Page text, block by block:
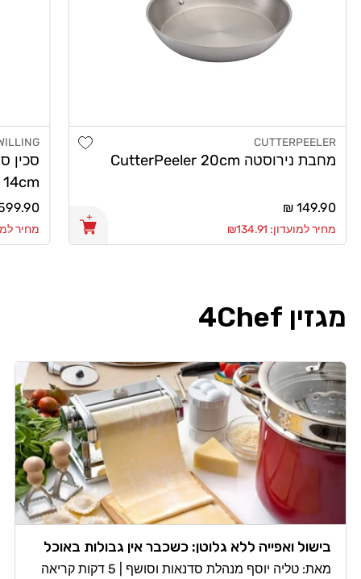
מוֹכֵר:
CUTTERPEELER
מחבת נירוסטה CutterPeeler 20cm
מחיר
רגיל
149.90 ₪
מחיר למועדון: ₪134.91
Add wishlist
מוֹכֵר:
14cm
מחיר
רגיל
₪
מחיר
מגזין 4Chef
בישול ואפייה ללא גלוטן: כשכבר אין גבולות באוכל
מאת: טליה יוסף מנהלת סדנאות וסושף | 5 דקות קריאה